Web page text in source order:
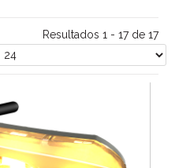
Resultados 1 - 17 de 17